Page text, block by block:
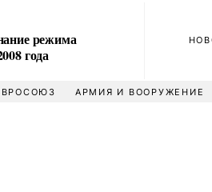
режима
года
АРМИЯ И ВООРУЖЕНИЕ